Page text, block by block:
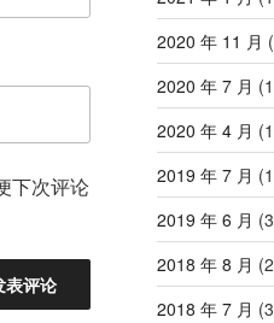
下次评论
2020 年 11 月
2020 年 7 月
2020 年 4 月
2019 年 7 月
2019 年 6 月
2018 年 8 月
2018 年 7 月